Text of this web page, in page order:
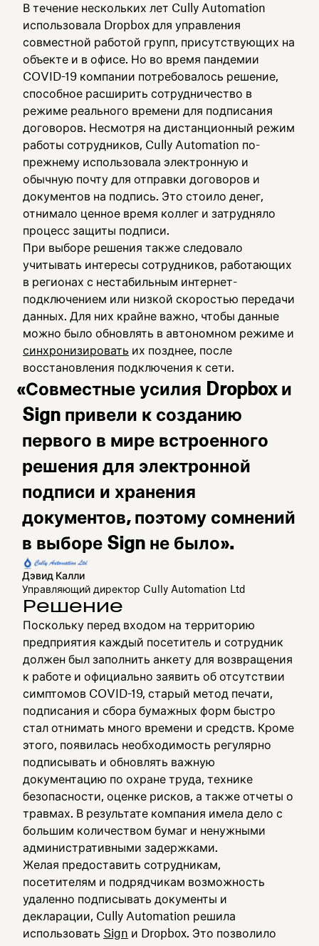
В течение нескольких лет Cully Automation
использовала Dropbox для управления
совместной работой групп, присутствующих на
объекте и в офисе. Но во время пандемии
COVID-19 компании потребовалось решение,
способное расширить сотрудничество в
режиме реального времени для подписания
договоров. Несмотря на дистанционный режим
работы сотрудников, Cully Automation по-
прежнему использовала электронную и
обычную почту для отправки договоров и
документов на подпись. Это стоило денег,
отнимало ценное время коллег и затрудняло
процесс защиты подписи.
При выборе решения также следовало
учитывать интересы сотрудников, работающих
в регионах с нестабильным интернет-
подключением или низкой скоростью передачи
данных. Для них крайне важно, чтобы данные
можно было обновлять в автономном режиме и
синхронизировать их позднее, после
восстановления подключения к сети.
«Совместные усилия Dropbox и
Sign привели к созданию
первого в мире встроенного
решения для электронной
подписи и хранения
документов, поэтому сомнений
в выборе Sign не было».
Дэвид Калли
Управляющий директор Cully Automation Ltd
Решение
Поскольку перед входом на территорию
предприятия каждый посетитель и сотрудник
должен был заполнить анкету для возвращения
к работе и официально заявить об отсутствии
симптомов COVID-19, старый метод печати,
подписания и сбора бумажных форм быстро
стал отнимать много времени и средств. Кроме
этого, появилась необходимость регулярно
подписывать и обновлять важную
документацию по охране труда, технике
безопасности, оценке рисков, а также отчеты о
травмах. В результате компания имела дело с
большим количеством бумаг и ненужными
административными задержками.
Желая предоставить сотрудникам,
посетителям и подрядчикам возможность
удаленно подписывать документы и
декларации, Cully Automation решила
использовать Sign и Dropbox. Это позволило